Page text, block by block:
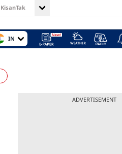
KisanTak
IN
ADVERTISEMENT